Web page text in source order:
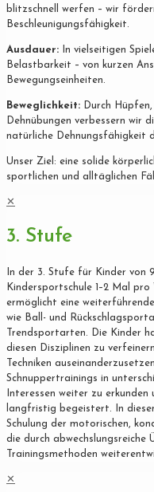
blitzschnell werfen – wir
Beschleunigungsfähigkeit.
Ausdauer: In vielseitigen
Belastbarkeit – von kurzen
Bewegungseinheiten.
Beweglichkeit: Durch
Dehnübungen verbessern wir
natürliche Dehnungsfähigkeit
Unser Ziel: eine solide
sportlichen und alltäglichen
✕
3. Stufe
In der 3. Stufe für Kinder von
Kindersportschule 1–2 Mal
ermöglicht eine
wie Ball- und
Trendsportarten. Die Kinder
diesen Disziplinen zu
Techniken
Schnuppertrainings in
Interessen weiter zu
langfristig begeistert. In
Schulung der motorischen,
die durch
Trainingsmethoden
✕